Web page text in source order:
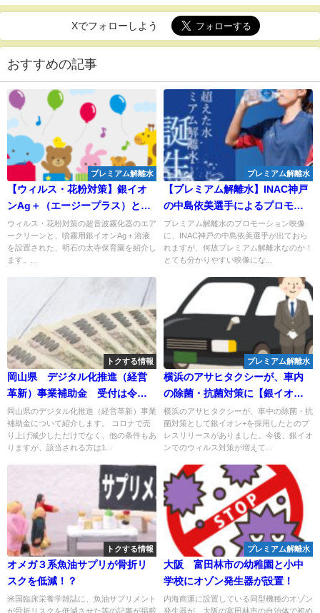
Xでフォローしよう
おすすめの記事
プレミアム解離水
【ウィルス・花粉対策】銀イオ
ンAg＋（エージープラス）とエ
アークリーン（超音波霧化器）
を明石市の太寺保育園が各部屋
10台設置！
ウィルス・花粉対策の超音波霧化器のエア
ークリーンと、噴霧用銀イオンAg＋溶液
を設置された、明石の太寺保育園を紹介し
ます。...
プレミアム解離水
【プレミアム解離水】INAC神戸
の中島依美選手によるプロモー
ション映像が説得力ある！
プレミアム解離水のプロモーション映像
に、INAC神戸の中島依美選手が出ておら
れますが、何故プレミアム解離水なのか！
とても分かりやすい映像にな...
トクする情報
岡山県 デジタル化推進（経営
革新）事業補助金 受付は令和3
年11月15日～12月3日まで！
岡山県のデジタル化推進（経営革新）事業
補助金について紹介します。 コロナで売
り上げ減少しただけでなく、他の条件もあ
りますが、該当される方は1...
プレミアム解離水
横浜のアサヒタクシーが、車内
の除菌・抗菌対策に【銀イオン
水（AG+）】を採用！製造元は
内海商運の扱う銀イオン+と同じ
環境サイエンス！
横浜のアサヒタクシーが、車中の除菌・抗
菌対策として銀イオン+を採用したとのプ
レスリリースがありました。今後、銀イオ
ンでのウィルス対策が増えて...
トクする情報
オメガ３系魚油サプリが骨折リ
スクを低減！？
米国臨床栄養学雑誌に、魚油サプリメント
が骨折リスクを低減させた等の記事が掲載
プレミアム解離水
大阪 富田林市の幼稚園と小中
学校にオゾン発生器が設置！
内海商運に設置している同型機種のオゾン
発生器が、大阪の富田林市の自治体で初め